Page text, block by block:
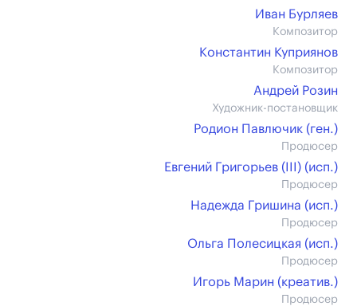
Иван Бурляев
Композитор
Константин Куприянов
Композитор
Андрей Розин
Художник-постановщик
Родион Павлючик (ген.)
Продюсер
Евгений Григорьев (III) (иcп.)
Продюсер
Надежда Гришина (иcп.)
Продюсер
Ольга Полесицкая (иcп.)
Продюсер
Игорь Марин (креатив.)
Продюсер